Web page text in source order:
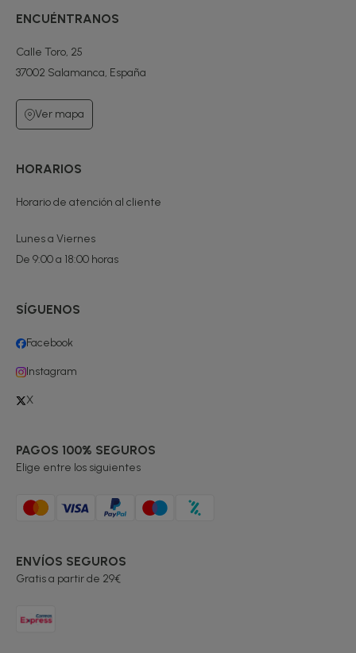
ENCUÉNTRANOS
Calle Toro, 25
37002 Salamanca, España
Ver mapa
HORARIOS
Horario de atención al cliente
Lunes a Viernes
De 9:00 a 18:00 horas
SÍGUENOS
Facebook
Instagram
X
PAGOS 100% SEGUROS
Elige entre los siguientes
ENVÍOS SEGUROS
Gratis a partir de 29€